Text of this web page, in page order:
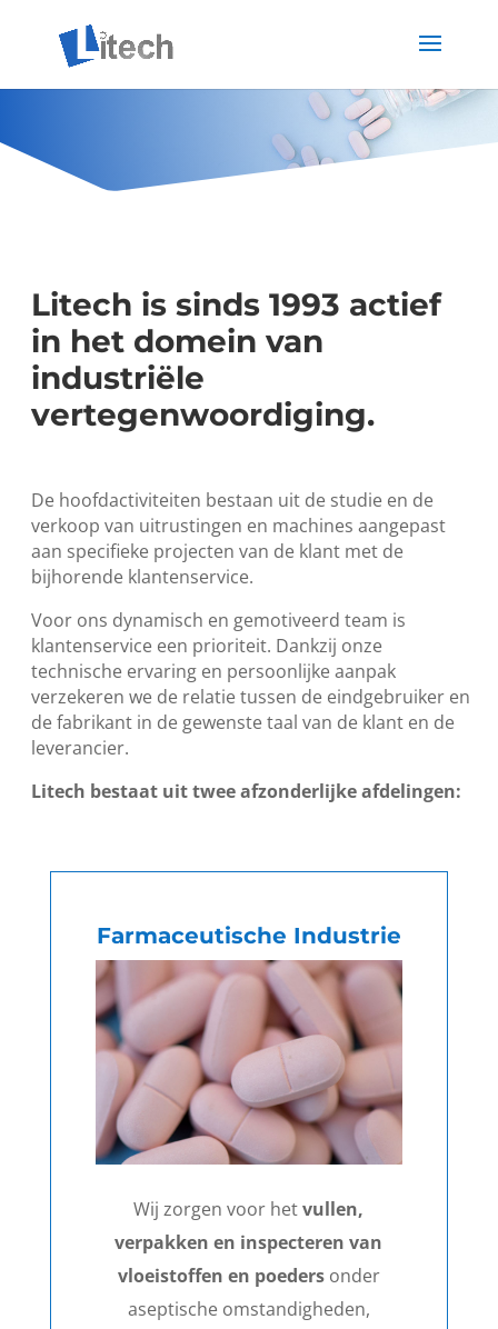
Litech is sinds 1993 actief
in het domein van
industriële
vertegenwoordiging.
De hoofdactiviteiten bestaan uit de studie en de
verkoop van uitrustingen en machines aangepast
aan specifieke projecten van de klant met de
bijhorende klantenservice.
Voor ons dynamisch en gemotiveerd team is
klantenservice een prioriteit. Dankzij onze
technische ervaring en persoonlijke aanpak
verzekeren we de relatie tussen de eindgebruiker en
de fabrikant in de gewenste taal van de klant en de
leverancier.
Litech bestaat uit twee afzonderlijke afdelingen:
Farmaceutische Industrie
Wij zorgen voor hetvullen,
verpakken en inspecteren van
vloeistoffen en poedersonder
aseptische omstandigheden,